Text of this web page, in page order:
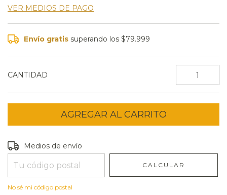
VER MEDIOS DE PAGO
Envío gratis superando los$79.999
CANTIDAD
Entregas para el CP:
Medios de envío
CALCULAR
No sé mi código postal